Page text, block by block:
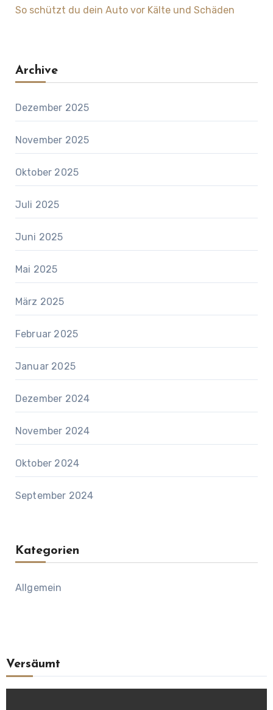
So schützt du dein Auto vor Kälte und Schäden
Archive
Dezember 2025
November 2025
Oktober 2025
Juli 2025
Juni 2025
Mai 2025
März 2025
Februar 2025
Januar 2025
Dezember 2024
November 2024
Oktober 2024
September 2024
Kategorien
Allgemein
Versäumt